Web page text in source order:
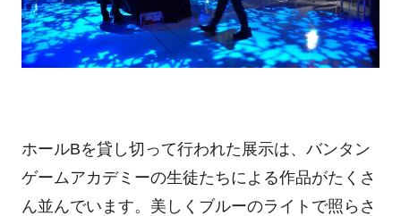
ホールBを貸し切って行われた展示は、バンタン
ゲームアカデミーの生徒たちによる作品がたくさ
ん並んでいます。美しくブルーのライトで照らさ